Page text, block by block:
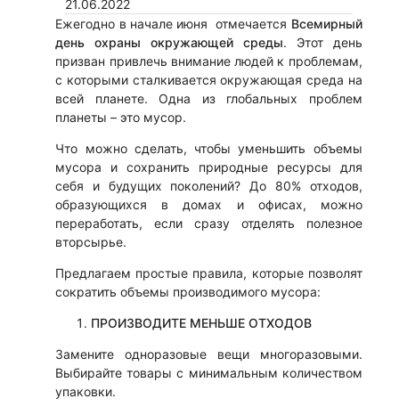
21.06.2022
Ежегодно в начале июня отмечается Всемирный
день охраны окружающей среды. Этот день
призван привлечь внимание людей к проблемам,
с которыми сталкивается окружающая среда на
всей планете. Одна из глобальных проблем
планеты – это мусор.
Что можно сделать, чтобы уменьшить объемы
мусора и сохранить природные ресурсы для
себя и будущих поколений? До 80% отходов,
образующихся в домах и офисах, можно
переработать, если сразу отделять полезное
вторсырье.
Предлагаем простые правила, которые позволят
сократить объемы производимого мусора:
ПРОИЗВОДИТЕ МЕНЬШЕ ОТХОДОВ
Замените одноразовые вещи многоразовыми.
Выбирайте товары с минимальным количеством
упаковки.